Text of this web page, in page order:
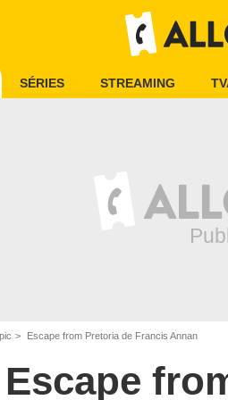
SÉRIES STREAMING
Escape from Pretoria de Francis Annan
Escape